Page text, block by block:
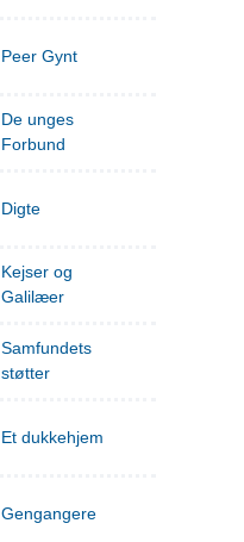
Peer Gynt
De unges
Forbund
Digte
Kejser og
Galilæer
Samfundets
støtter
Et dukkehjem
Gengangere